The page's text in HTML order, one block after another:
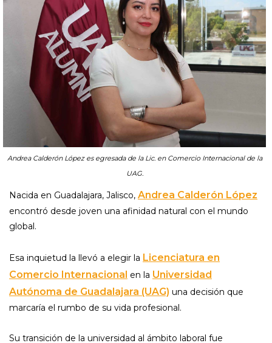
Andrea Calderón López es egresada de la Lic. en Comercio Internacional de la
UAG.
Nacida en Guadalajara, Jalisco, Andrea Calderón López
encontró desde joven una afinidad natural con el mundo
global.
Esa inquietud la llevó a elegir la Licenciatura en
Comercio Internacional en la Universidad
Autónoma de Guadalajara (UAG) una decisión que
marcaría el rumbo de su vida profesional.
Su transición de la universidad al ámbito laboral fue